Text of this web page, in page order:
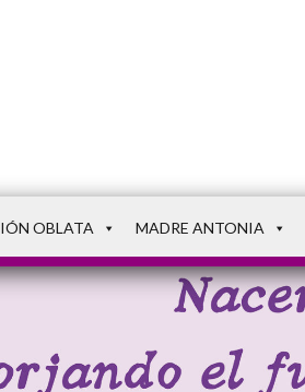
OBLATA MADRE ANTONIA